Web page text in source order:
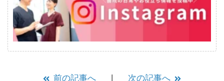
前の記事へ 次の記事へ